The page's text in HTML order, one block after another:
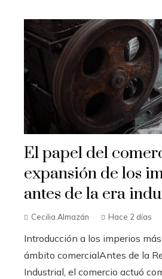
El papel del
expansión de los
antes de la era
Cecilia Almazán Hace 2 días
Introducción a los imperios
ámbito comercialAntes de la
Industrial, el comercio actuó